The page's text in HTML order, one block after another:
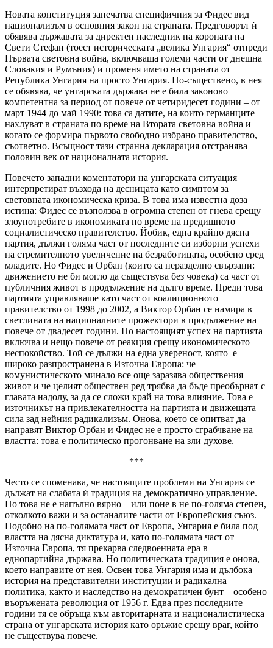
Новата конституция запечатва специфичния за Фидес вид
национализъм в основния закон на страната. Предговорът ѝ
обявява държавата за директен наследник на короната на
Свети Стефан (тоест историческата „велика Унгария“ отпреди
Първата световна война, включваща големи части от днешна
Словакия и Румъния) и променя името на страната от
Република Унгария на просто Унгария. По-съществено, в нея
се обявява, че унгарската държава не е била законово
компетентна за период от повече от четиридесет години – от
март 1944 до май 1990: това са датите, на които германците
нахлуват в страната по време на Втората световна война и
когато се формира първото свободно избрано правителство,
съответно. Всъщност тази странна декларация отстранява
половин век от националната история.
Повечето западни коментатори на унгарската ситуация
интерпретират възхода на десницата като симптом за
световната икономическа криза. В това има известна доза
истина: Фидес се възползва в огромна степен от гнева срещу
злоупотребите в икономиката по време на предишното
социалистическо правителство. Йобик, една крайно дясна
партия, дължи голяма част от последните си изборни успехи
на стремителното увеличение на безработицата, особено сред
младите. Но Фидес и Орбан (които са неразделно свързани:
движението не би могло да съществува без човека) са част от
публичния живот в продължение на дълго време. Преди това
партията управляваше като част от коалиционното
правителство от 1998 до 2002, а Виктор Орбан се намира в
светлината на националните прожектори в продължение на
повече от двадесет години. Но настоящият успех на партията
включва и нещо повече от реакция срещу икономическото
неспокойство. Той се дължи на една увереност, която е
широко разпространена в Източна Европа: че
комунистическото минало все още заразява обществения
живот и че целият обществен ред трябва да бъде преобърнат с
главата надолу, за да се сложи край на това влияние. Това е
източникът на привлекателността на партията и движещата
сила зад нейния радикализъм. Онова, което се опитват да
направят Виктор Орбан и Фидес не е просто сграбчване на
властта: това е политическо прогонване на зли духове.
***
Често се споменава, че настоящите проблеми на Унгария се
дължат на слабата ѝ традиция на демократично управление.
Но това не е напълно вярно – или поне в не по-голяма степен,
отколкото важи и за останалите части от Европейския съюз.
Подобно на по-голямата част от Европа, Унгария е била под
властта на дясна диктатура и, като по-голямата част от
Източна Европа, тя прекарва следвоенната ера в
еднопартийна държава. Но политическата традиция е онова,
което направите от нея. Освен това Унгария има и дълбока
история на представителни институции и радикална
политика, както и наследство на демократичен бунт – особено
въоръжената революция от 1956 г. Едва през последните
години тя се обръща към авторитарната и националистическа
страна от унгарската история като оръжие срещу враг, който
не съществува повече.